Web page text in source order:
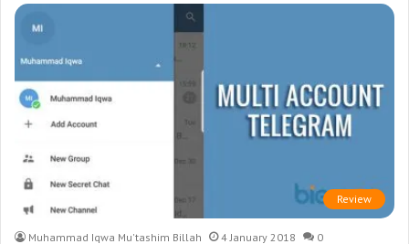
Review
Muhammad Iqwa Mu'tashim Billah 4 January 2018 0